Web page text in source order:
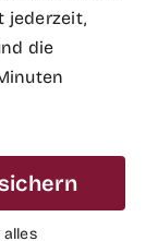
jederzeit,
die